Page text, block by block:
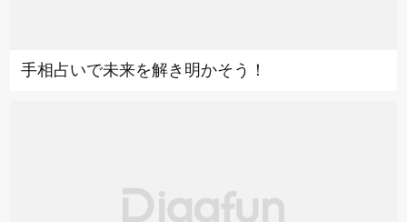
手相占いで未来を解き明かそう！